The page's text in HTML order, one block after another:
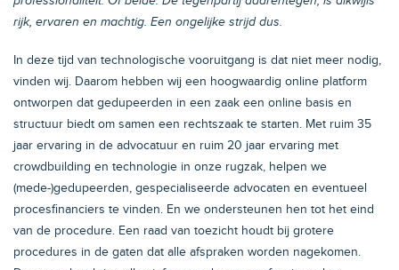
rijk, ervaren en machtig. Een ongelijke strijd dus.
In deze tijd van technologische vooruitgang is dat niet meer nodig,
vinden wij. Daarom hebben wij een hoogwaardig online platform
ontworpen dat gedupeerden in een zaak een online basis en
structuur biedt om samen een rechtszaak te starten. Met ruim 35
jaar ervaring in de advocatuur en ruim 20 jaar ervaring met
crowdbuilding en technologie in onze rugzak, helpen we
(mede-)gedupeerden, gespecialiseerde advocaten en eventueel
procesfinanciers te vinden. En we ondersteunen hen tot het eind
van de procedure. Een raad van toezicht houdt bij grotere
procedures in de gaten dat alle afspraken worden nagekomen.